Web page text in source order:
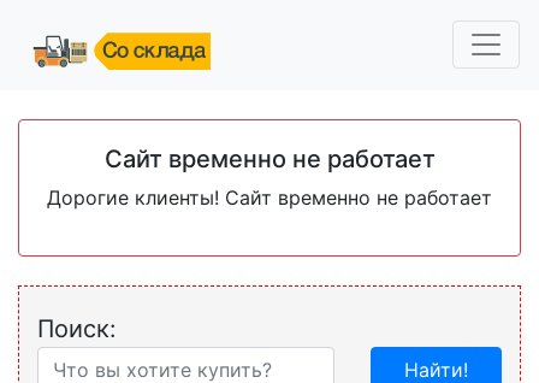
Сайт временно не работает
Дорогие клиенты! Сайт временно не работает
Поиск:
Найти!